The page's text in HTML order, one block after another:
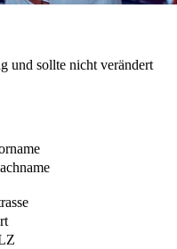
und sollte nicht verändert